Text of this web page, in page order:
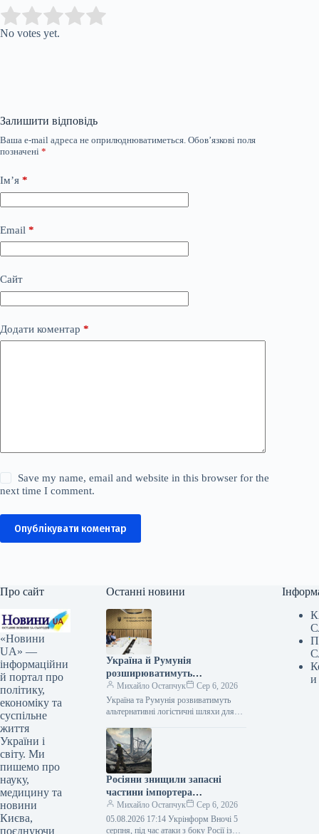
Rate this item:
No votes yet.
Залишити відповідь
Ваша e-mail адреса не оприлюднюватиметься. Обов’язкові поля
позначені *
Ім’я *
Email *
Сайт
Додати коментар *
Save my name, email and website in this browser for the
next time I comment.
Опублікувати коментар
Про сайт
«Новини
UA» —
інформаційни
й портал про
політику,
економіку та
суспільне
життя
України і
світу. Ми
пишемо про
науку,
медицину та
новини
Києва,
поєднуючи
Останні новини
Україна й Румунія
розширюватимуть
альтернативні шляхи
поставок для експорту
сільськогосподарської
Михайло Остапчук
Сер 6, 2026
Україна та Румунія розвиватимуть
альтернативні логістичні шляхи для
продукції 05.08.2026 16:14 Укрінформ
Україна та Румунія працюють над
розширенням…
Росіяни знищили запасні
частини імпортера
автомобілів двох брендів
Михайло Остапчук
Сер 6, 2026
05.08.2026 17:14 Укрінформ Вночі 5
серпня, під час атаки з боку Росії із
и